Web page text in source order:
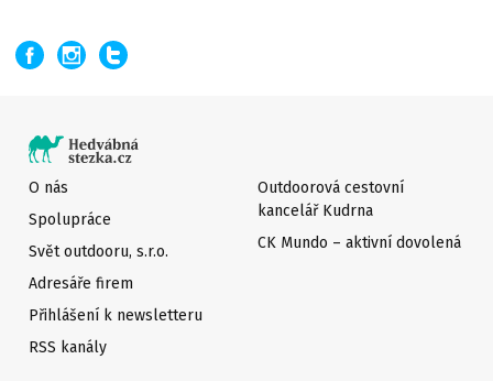
O nás
Spolupráce
Svět outdooru, s.r.o.
Adresáře firem
Přihlášení k newsletteru
Outdoorová cestovní
kancelář Kudrna
CK Mundo – aktivní dovolená
RSS kanály